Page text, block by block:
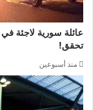
عائلة سورية لاجئة
تحقق!
منذ أسبوعين